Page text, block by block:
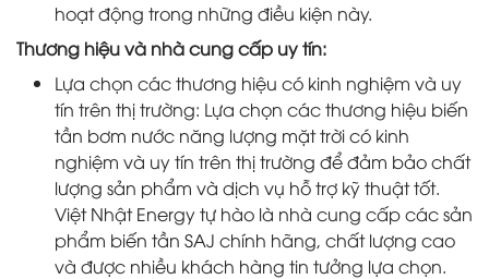
hoạt động trong những điều kiện này.
Thương hiệu và nhà cung cấp uy tín:
Lựa chọn các thương hiệu có kinh nghiệm và uy
tín trên thị trường: Lựa chọn các thương hiệu biến
tần bơm nước năng lượng mặt trời có kinh
nghiệm và uy tín trên thị trường để đảm bảo chất
lượng sản phẩm và dịch vụ hỗ trợ kỹ thuật tốt.
Việt Nhật Energy tự hào là nhà cung cấp các sản
phẩm biến tần SAJ chính hãng, chất lượng cao
và được nhiều khách hàng tin tưởng lựa chọn.